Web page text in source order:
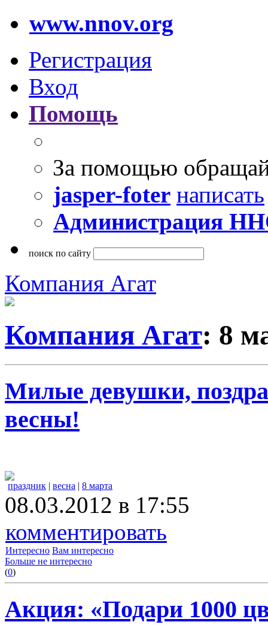
www.nnov.org
Регистрация
Вход
Помощь
За помощью
jasper-foter написать
Администрация
поиск по сайту
Компания Агат
Компания Агат: 8
Милые девушки,
весны!
праздник | весна | 8 марта
08.03.2012 в 17:55
комментировать
Интересно Вам интересно
Больше не интересно
(0)
Акция: «Подари 1000